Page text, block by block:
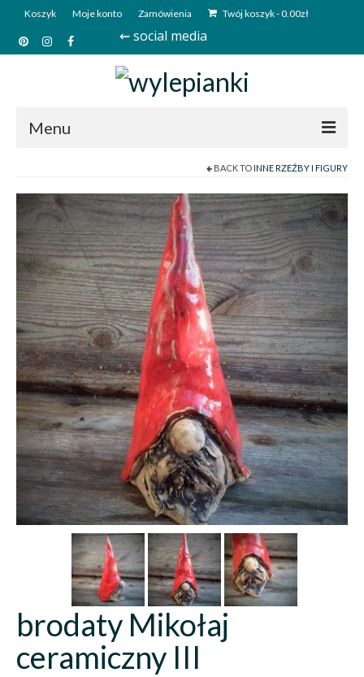
Koszyk Moje konto Zamówienia Twój koszyk-0.00zł
⇜ social media
Menu
Sklep
Kim jesteśmy?
Kontakt
Deutsch
BACK TOINNE RZEŹBY I FIGURY
brodaty Mikołaj
ceramiczny III